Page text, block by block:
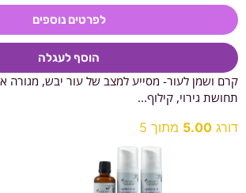
לפרטים נוספים
הוסף לעגלה
קרם ושמן לעור- מסייע למצב של עור יבש, מגורה
תחושת גירוי, קילוף...
דורג 5.00 מתוך 5